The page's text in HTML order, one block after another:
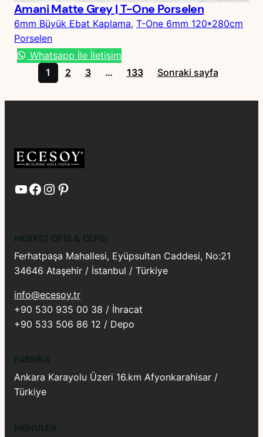
Amani Matte Grey | T-One Porselen
6mm Büyük Ebat Kaplama, T-One 6mm 120*280cm
Porselen
Whatsapp İle İletişim
1
2 3 … 133 Sonraki sayfa
YouTube Facebook Instagram Pinterest
MERKEZ OFIS & DEPO
Ferhatpaşa Mahallesi, Eyüpsultan Caddesi, No:21
34646 Ataşehir / İstanbul / Türkiye
info@ecesoy.tr
+90 530 935 00 38 / İhracat
+90 533 506 86 12 / Depo
FABRIKA
Ankara Karayolu Üzeri 16.km Afyonkarahisar /
Türkiye
MENÜLER